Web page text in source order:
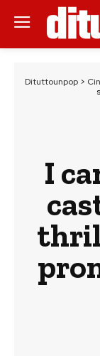
Dituttounpop >
I